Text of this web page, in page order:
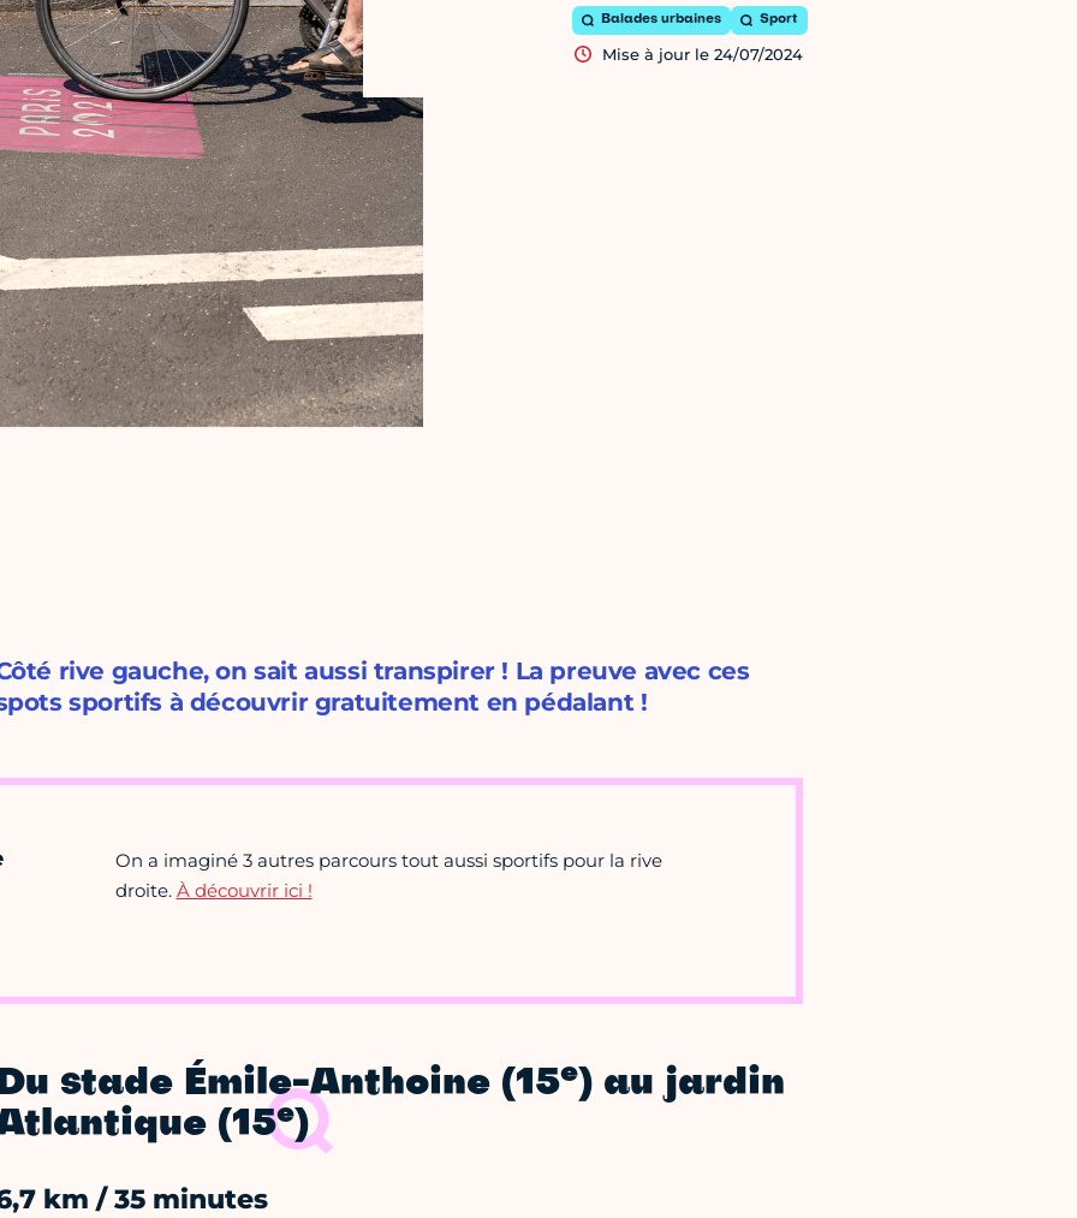
Balades urbaines Sport
Mise à jour le 24/07/2024
rive gauche, on sait aussi transpirer ! La preuve avec ces
sportifs à découvrir gratuitement en pédalant !
On a imaginé 3 autres parcours tout aussi sportifs pour la rive
droite. À découvrir ici !
stade Émile-Anthoine (15e) au jardin
(15e)
km / 35 minutes